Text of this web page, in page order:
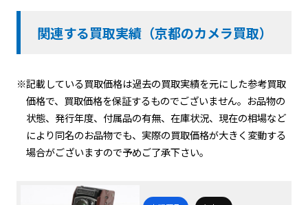
関連する買取実績（京都のカメラ買取）
※記載している買取価格は過去の買取実績を元にした参考買取
価格で、買取価格を保証するものでございません。お品物の
状態、発行年度、付属品の有無、在庫状況、現在の相場など
により同名のお品物でも、実際の買取価格が大きく変動する
場合がございますので予めご了承下さい。